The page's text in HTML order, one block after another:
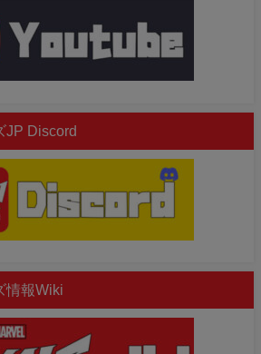
JP Discord
情報Wiki